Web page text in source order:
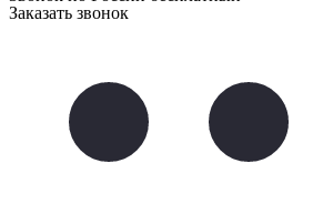
Заказать звонок